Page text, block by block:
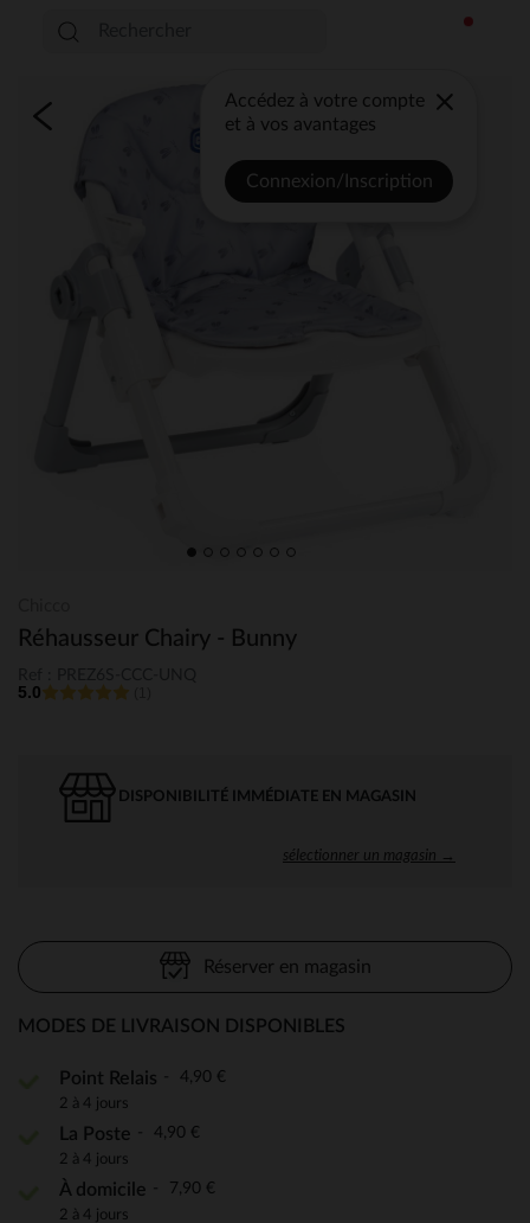
Accédez à votre compte
et à vos avantages
Connexion/Inscription
Réhausseur Chairy - Bunny
5.0
DISPONIBILITÉ IMMÉDIATE EN MAGASIN
sélectionner un magasin →
Réserver en magasin
MODES DE LIVRAISON DISPONIBLES
Point Relais 4,90 €
2 à 4 jours
La Poste 4,90 €
2 à 4 jours
À domicile 7,90 €
2 à 4 jours